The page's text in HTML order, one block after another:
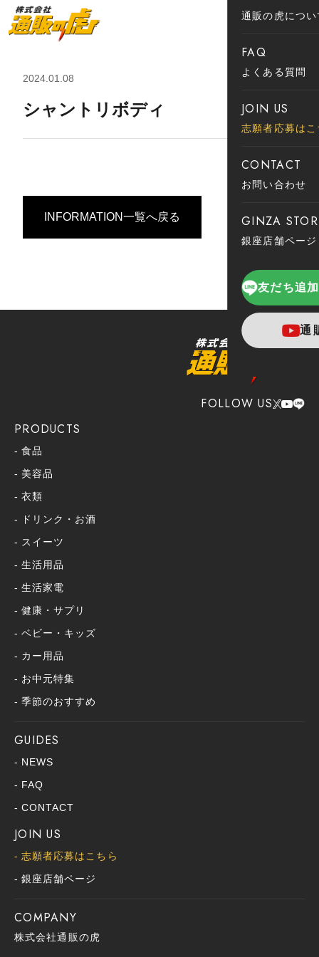
通販の虎につい
FAQ
よくある質問
JOIN US
志願者応募は
CONTACT
お問い合わせ
GINZA
銀座店舗ページ
友だち追
通
2024.01.08
シャントリボディ
INFORMATION一覧へ戻る
FOLLOW US
PRODUCTS
食品
美容品
衣類
ドリンク・お酒
スイーツ
生活用品
生活家電
健康・サプリ
ベビー・キッズ
カー用品
お中元特集
季節のおすすめ
GUIDES
NEWS
FAQ
CONTACT
JOIN US
志願者応募はこちら
銀座店舗ページ
COMPANY
株式会社通販の虎